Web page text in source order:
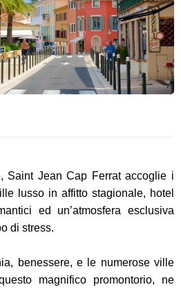
Saint Jean Cap Ferrat accoglie i
lusso in affitto stagionale, hotel
ed un’atmosfera esclusiva
di stress.
benessere, e le numerose ville
magnifico promontorio, ne